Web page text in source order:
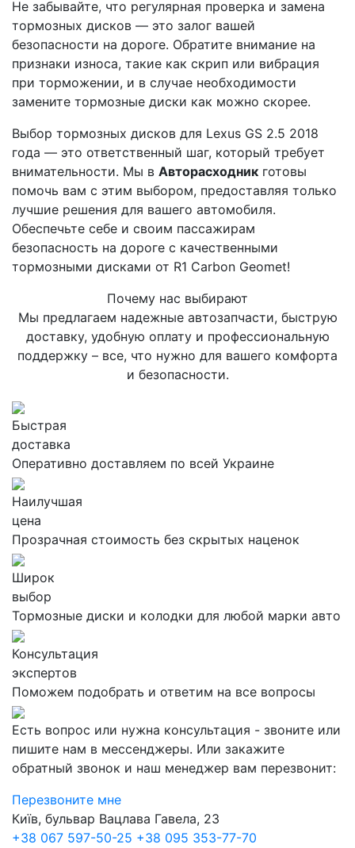
Не забывайте, что регулярная проверка и замена
тормозных дисков — это залог вашей
безопасности на дороге. Обратите внимание на
признаки износа, такие как скрип или вибрация
при торможении, и в случае необходимости
замените тормозные диски как можно скорее.
Выбор тормозных дисков для Lexus GS 2.5 2018
года — это ответственный шаг, который требует
внимательности. Мы в Авторасходник готовы
помочь вам с этим выбором, предоставляя только
лучшие решения для вашего автомобиля.
Обеспечьте себе и своим пассажирам
безопасность на дороге с качественными
тормозными дисками от R1 Carbon Geomet!
Почему нас выбирают
Мы предлагаем надежные автозапчасти, быструю
доставку, удобную оплату и профессиональную
поддержку – все, что нужно для вашего комфорта
и безопасности.
Быстрая
доставка
Оперативно доставляем по всей Украине
Наилучшая
цена
Прозрачная стоимость без скрытых наценок
Широк
выбор
Тормозные диски и колодки для любой марки авто
Консультация
экспертов
Поможем подобрать и ответим на все вопросы
Есть вопрос или нужна консультация - звоните или
пишите нам в мессенджеры. Или закажите
обратный звонок и наш менеджер вам перезвонит:
Перезвоните мне
Київ, бульвар Вацлава Гавела, 23
+38 067 597-50-25 +38 095 353-77-70